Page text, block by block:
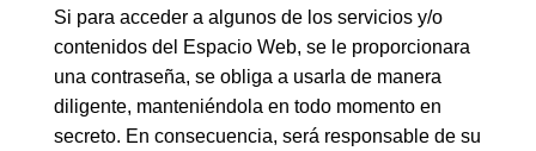
Si para acceder a algunos de los servicios y/o
contenidos del Espacio Web, se le proporcionara
una contraseña, se obliga a usarla de manera
diligente, manteniéndola en todo momento en
secreto. En consecuencia, será responsable de su